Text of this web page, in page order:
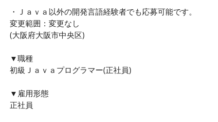
・Ｊａｖａ以外の開発言語経験者でも応募可能です。
変更範囲：変更なし
(大阪府大阪市中央区)
▼職種
初級Ｊａｖａプログラマー(正社員)
▼雇用形態
正社員